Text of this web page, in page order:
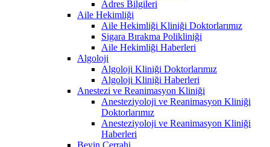
Adres Bilgileri
Aile Hekimliği
Aile Hekimliği Kliniği Doktorlarımız
Sigara Bırakma Polikliniği
Aile Hekimliği Haberleri
Algoloji
Algoloji Kliniği Doktorlarımız
Algoloji Kliniği Haberleri
Anestezi ve Reanimasyon Kliniği
Anesteziyoloji ve Reanimasyon Kliniği
Doktorlarımız
Anesteziyoloji ve Reanimasyon Kliniği
Haberleri
Beyin Cerrahi